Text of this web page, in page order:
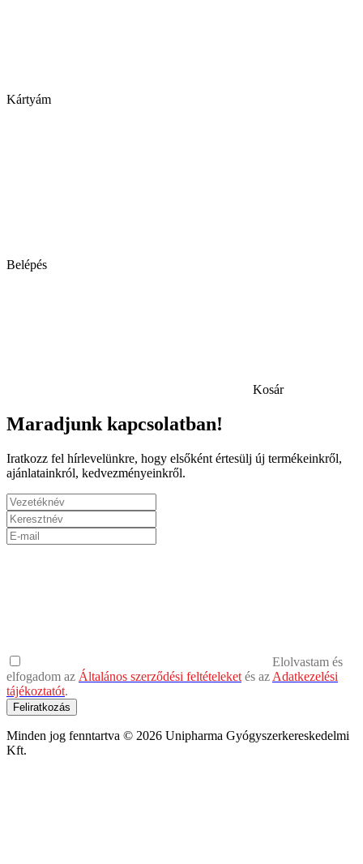
Kártyám
Belépés
Kosár
Maradjunk kapcsolatban!
Iratkozz fel hírlevelünkre, hogy elsőként értesülj új termékeinkről,
ajánlatainkról, kedvezményeinkről.
Elolvastam és
elfogadom az Általános szerződési feltételeket és az Adatkezelési
tájékoztatót.
Feliratkozás
Minden jog fenntartva © 2026 Unipharma Gyógyszerkereskedelmi
Kft.